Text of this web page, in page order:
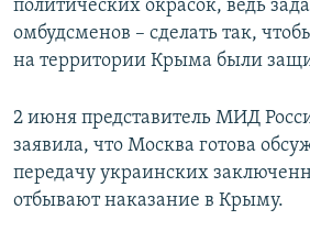
политических окрасок, ведь
омбудсменов – сделать так,
на территории Крыма были
2 июня представитель МИД
заявила, что Москва готова
передачу украинских
отбывают наказание в Крыму.